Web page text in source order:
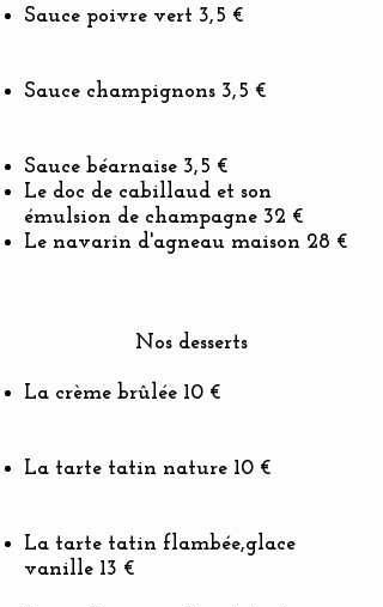
Sauce poivre vert 3,5 €
Sauce champignons 3,5 €
Sauce béarnaise 3,5 €
Le doc de cabillaud et son
émulsion de champagne 32 €
Le navarin d'agneau maison 28 €
Nos desserts
La crème brûlée 10 €
La tarte tatin nature 10 €
La tarte tatin flambée,glace
vanille 13 €